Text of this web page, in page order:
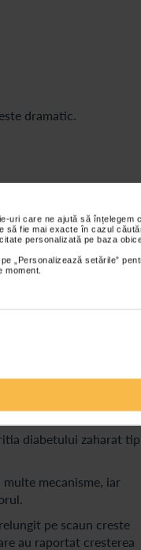
uri care ne ajută să înțelegem
să fie mai exacte în cazul
personalizată pe baza
„Personalizează setările”
dramatic.
la insulina.
bolile
aparitia
este obeza.
diabetului zaharat tip
mecanisme, iar
pe scaun creste
au raportat cresterea